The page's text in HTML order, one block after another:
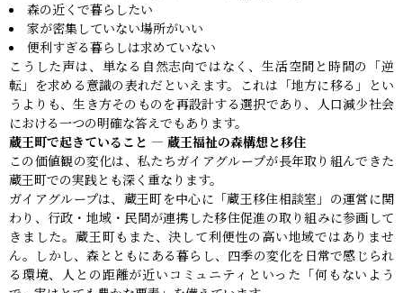
森の近くで暮らしたい
家が密集していない場所がいい
便利すぎる暮らしは求めていない
こうした声は、単なる自然志向ではなく、生活空間と時間の「逆
転」を求める意識の表れだといえます。これは「地方に移る」とい
うよりも、生き方そのものを再設計する選択であり、人口減少社会
における一つの明確な答えでもあります。
蔵王町で起きていること ― 蔵王福祉の森構想と移住
この価値観の変化は、私たちガイアグループが長年取り組んできた
蔵王町での実践とも深く重なります。
ガイアグループは、蔵王町を中心に「蔵王移住相談室」の運営に関
わり、行政・地域・民間が連携した移住促進の取り組みに参画して
きました。蔵王町もまた、決して利便性の高い地域ではありませ
ん。しかし、森とともにある暮らし、四季の変化を日常で感じられ
る環境、人との距離が近いコミュニティといった「何もないよう